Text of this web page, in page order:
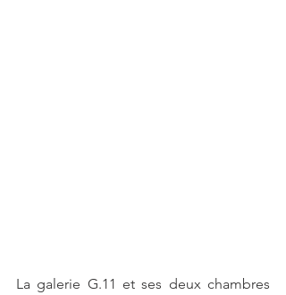
La galerie G.11 et ses deux chambres